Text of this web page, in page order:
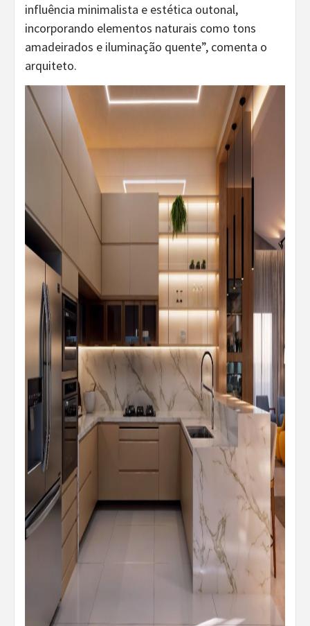
influência minimalista e estética outonal,
incorporando elementos naturais como tons
amadeirados e iluminação quente”, comenta o
arquiteto.